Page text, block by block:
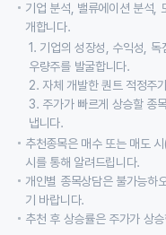
기업 분석, 밸류에이션 분석,
개합니다.
1. 기업의 성장성, 수익성, 독
우량주를 발굴합니다.
2. 자체 개발한 퀀트 적정주
3. 주가가 빠르게 상승할 종
냅니다.
추천종목은 매수 또는 매도
시를 통해 알려드립니다.
개인별 종목상담은 불가능하
기 바랍니다.
추천 후 상승률은 주가가 상